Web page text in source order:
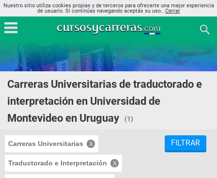
Nuestro sitio utiliza cookies propias y de terceros para ofrecerte una mejor experiencia
de usuario. Si continúas navegando aceptás su uso.. Cerrar
Carreras Universitarias de traductorado e
interpretación en Universidad de
Montevideo en Uruguay
(1)
Carreras Universitarias
Traductorado e Interpretación
FILTRAR